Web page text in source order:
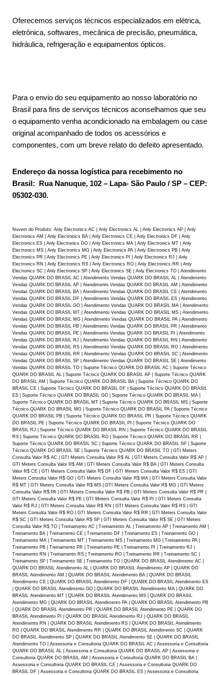
Oferecemos serviços técnicos especializados em elétrica,
eletrônica, softwares, mecânica de precisão, pneumática,
hidráulica, refrigeração e equipamentos ópticos.
Para o envio do seu equipamento ao nosso laboratório no
Brasil para fins de serviços técnicos aconselhamos que seu
o equipamento venha acondicionado na embalagem ou case
original acompanhado de todos os acessórios e
componentes, com um breve relato do defeito apresentado.
Endereço da nossa logística para recebimento no
Brasil: Rua Nanuque, 102 – Lapa- São Paulo / SP – CEP:
05302-030.
Nuvem do Produto: Anly Electronics AC | Anly Electronics AL | Anly Electronics AP | Anly
Electronics AM | Anly Electronics BA | Anly Electronics CE | Anly Electronics DF | Anly
Electronics ES | Anly Electronics GO | Anly Electronics MA | Anly Electronics MT | Anly
Electronics MS | Anly Electronics MG | Anly Electronics PA | Anly Electronics PB | Anly
Electronics PR | Anly Electronics PE | Anly Electronics PI | Anly Electronics RJ | Anly
Electronics RN | Anly Electronics RS | Anly Electronics RO | Anly Electronics RR | Anly
Electronics SC | Anly Electronics SP | Anly Electronics SE | Anly Electronics TO | Atendimento
Vendas QUARK DO BRASIL AC | Atendimento Vendas QUARK DO BRASIL AL | Atendimento
Vendas QUARK DO BRASIL AP | Atendimento Vendas QUARK DO BRASIL AM | Atendimento
Vendas QUARK DO BRASIL BA | Atendimento Vendas QUARK DO BRASIL CE | Atendimento
Vendas QUARK DO BRASIL DF | Atendimento Vendas QUARK DO BRASIL ES | Atendimento
Vendas QUARK DO BRASIL GO | Atendimento Vendas QUARK DO BRASIL MA | Atendimento
Vendas QUARK DO BRASIL MT | Atendimento Vendas QUARK DO BRASIL MS | Atendimento
Vendas QUARK DO BRASIL MG | Atendimento Vendas QUARK DO BRASIL PA | Atendimento
Vendas QUARK DO BRASIL PB | Atendimento Vendas QUARK DO BRASIL PR | Atendimento
Vendas QUARK DO BRASIL PE | Atendimento Vendas QUARK DO BRASIL PI | Atendimento
Vendas QUARK DO BRASIL RJ | Atendimento Vendas QUARK DO BRASIL RN | Atendimento
Vendas QUARK DO BRASIL RS | Atendimento Vendas QUARK DO BRASIL RO | Atendimento
Vendas QUARK DO BRASIL RR | Atendimento Vendas QUARK DO BRASIL SC | Atendimento
Vendas QUARK DO BRASIL SP | Atendimento Vendas QUARK DO BRASIL SE | Atendimento
Vendas QUARK DO BRASIL TO | Suporte Técnico QUARK DO BRASIL AC | Suporte Técnico
QUARK DO BRASIL AL | Suporte Técnico QUARK DO BRASIL AP | Suporte Técnico QUARK
DO BRASIL AM | Suporte Técnico QUARK DO BRASIL BA | Suporte Técnico QUARK DO
BRASIL CE | Suporte Técnico QUARK DO BRASIL DF | Suporte Técnico QUARK DO BRASIL
ES | Suporte Técnico QUARK DO BRASIL GO | Suporte Técnico QUARK DO BRASIL MA |
Suporte Técnico QUARK DO BRASIL MT | Suporte Técnico QUARK DO BRASIL MS | Suporte
Técnico QUARK DO BRASIL MG | Suporte Técnico QUARK DO BRASIL PA | Suporte Técnico
QUARK DO BRASIL PB | Suporte Técnico QUARK DO BRASIL PR | Suporte Técnico QUARK
DO BRASIL PE | Suporte Técnico QUARK DO BRASIL PI | Suporte Técnico QUARK DO
BRASIL RJ | Suporte Técnico QUARK DO BRASIL RN | Suporte Técnico QUARK DO BRASIL
RS | Suporte Técnico QUARK DO BRASIL RO | Suporte Técnico QUARK DO BRASIL RR |
Suporte Técnico QUARK DO BRASIL SC | Suporte Técnico QUARK DO BRASIL SP | Suporte
Técnico QUARK DO BRASIL SE | Suporte Técnico QUARK DO BRASIL TO | GTI Meters
Consulta Valor R$ AC | GTI Meters Consulta Valor R$ AL | GTI Meters Consulta Valor R$ AP |
GTI Meters Consulta Valor R$ AM | GTI Meters Consulta Valor R$ BA | GTI Meters Consulta
Valor R$ CE | GTI Meters Consulta Valor R$ DF | GTI Meters Consulta Valor R$ ES | GTI
Meters Consulta Valor R$ GO | GTI Meters Consulta Valor R$ MA | GTI Meters Consulta Valor
R$ MT | GTI Meters Consulta Valor R$ MS | GTI Meters Consulta Valor R$ MG | GTI Meters
Consulta Valor R$ PA | GTI Meters Consulta Valor R$ PB | GTI Meters Consulta Valor R$ PR |
GTI Meters Consulta Valor R$ PE | GTI Meters Consulta Valor R$ PI | GTI Meters Consulta
Valor R$ RJ | GTI Meters Consulta Valor R$ RN | GTI Meters Consulta Valor R$ RS | GTI
Meters Consulta Valor R$ RO | GTI Meters Consulta Valor R$ RR | GTI Meters Consulta Valor
R$ SC | GTI Meters Consulta Valor R$ SP | GTI Meters Consulta Valor R$ SE | GTI Meters
Consulta Valor R$ TO | Treinamento AC | Treinamento AL | Treinamento AP | Treinamento AM |
Treinamento BA | Treinamento CE | Treinamento DF | Treinamento ES | Treinamento GO |
Treinamento MA | Treinamento MT | Treinamento MS | Treinamento MG | Treinamento PA |
Treinamento PB | Treinamento PR | Treinamento PE | Treinamento PI | Treinamento RJ |
Treinamento RN | Treinamento RS | Treinamento RO | Treinamento RR | Treinamento SC |
Treinamento SP | Treinamento SE | Treinamento TO | QUARK DO BRASIL Atendimento AC |
QUARK DO BRASIL Atendimento AL | QUARK DO BRASIL Atendimento AP | QUARK DO
BRASIL Atendimento AM | QUARK DO BRASIL Atendimento BA | QUARK DO BRASIL
Atendimento CE | QUARK DO BRASIL Atendimento DF | QUARK DO BRASIL Atendimento ES
| QUARK DO BRASIL Atendimento GO | QUARK DO BRASIL Atendimento MA | QUARK DO
BRASIL Atendimento MT | QUARK DO BRASIL Atendimento MS | QUARK DO BRASIL
Atendimento MG | QUARK DO BRASIL Atendimento PA | QUARK DO BRASIL Atendimento PB
| QUARK DO BRASIL Atendimento PR | QUARK DO BRASIL Atendimento PE | QUARK DO
BRASIL Atendimento PI | QUARK DO BRASIL Atendimento RJ | QUARK DO BRASIL
Atendimento RN | QUARK DO BRASIL Atendimento RS | QUARK DO BRASIL Atendimento
RO | QUARK DO BRASIL Atendimento RR | QUARK DO BRASIL Atendimento SC | QUARK
DO BRASIL Atendimento SP | QUARK DO BRASIL Atendimento SE | QUARK DO BRASIL
Atendimento TO | Assessoria e Consultoria QUARK DO BRASIL AC | Assessoria e Consultoria
QUARK DO BRASIL AL | Assessoria e Consultoria QUARK DO BRASIL AP | Assessoria e
Consultoria QUARK DO BRASIL AM | Assessoria e Consultoria QUARK DO BRASIL BA |
Assessoria e Consultoria QUARK DO BRASIL CE | Assessoria e Consultoria QUARK DO
BRASIL DF | Assessoria e Consultoria QUARK DO BRASIL ES | Assessoria e Consultoria